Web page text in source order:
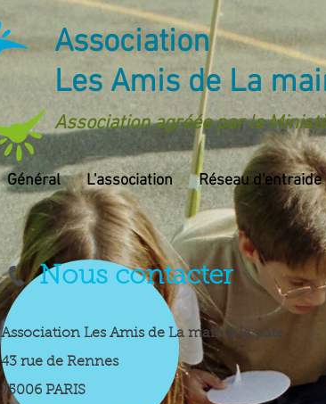
Association
Les Amis de La
Association agréée par le
Général L'association Réseau d'entraide
Nous contacter
Association Les Amis de La main à la pâte
43 rue de Rennes
75006 PARIS